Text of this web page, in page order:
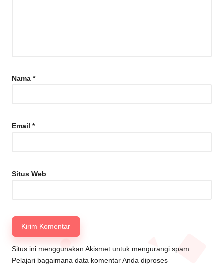
Nama *
Email *
Situs Web
Situs ini menggunakan Akismet untuk mengurangi spam.
Pelajari bagaimana data komentar Anda diproses